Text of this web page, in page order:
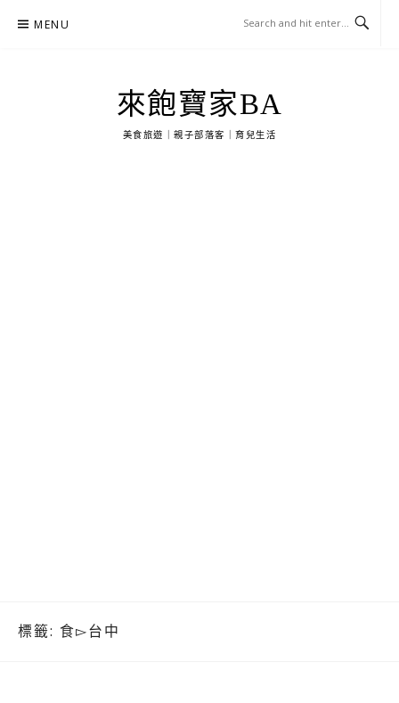
MENU
來飽寶家BA
美食旅遊｜親子部落客｜育兒生活
標籤: 食▻台中